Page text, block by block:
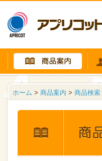
ホーム > 商品案内 > 商品検索